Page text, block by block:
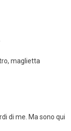
maglietta
di me. Ma sono qui